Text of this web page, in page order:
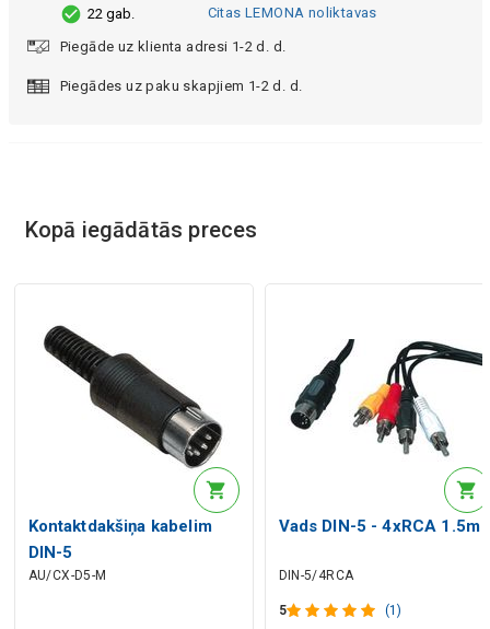
22 gab.
Citas LEMONA noliktavas
Piegāde uz klienta adresi 1-2 d. d.
Piegādes uz paku skapjiem 1-2 d. d.
Kopā iegādātās preces
Kontaktdakšiņa kabelim
DIN-5
AU/CX-D5-M
Vads DIN-5 - 4xRCA 1.5m
DIN-5/4RCA
5 (1)